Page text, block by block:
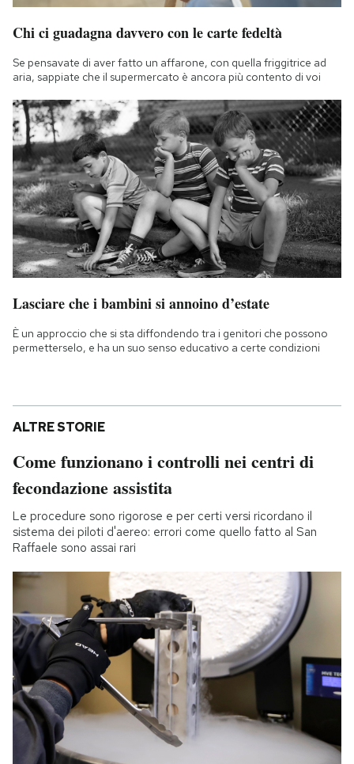
Chi ci guadagna davvero con le carte fedeltà
Se pensavate di aver fatto un affarone, con quella friggitrice ad
aria, sappiate che il supermercato è ancora più contento di voi
Lasciare che i bambini si annoino d’estate
È un approccio che si sta diffondendo tra i genitori che possono
permetterselo, e ha un suo senso educativo a certe condizioni
ALTRE STORIE
Come funzionano i controlli nei centri di
fecondazione assistita
Le procedure sono rigorose e per certi versi ricordano il
sistema dei piloti d'aereo: errori come quello fatto al San
Raffaele sono assai rari